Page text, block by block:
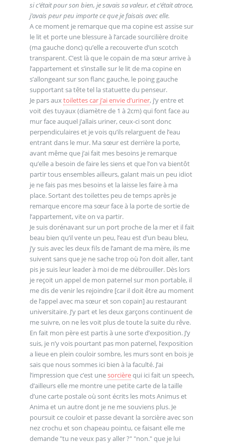
si c’était pour son bien, je savais sa valeur, et c’était atroce,
j’avais peur peu importe ce que je faisais avec elle.
A ce moment je remarque que ma copine est assise sur
le lit et porte une blessure à l’arcade sourcilière droite
(ma gauche donc) qu’elle a recouverte d’un scotch
transparent. C’est là que le copain de ma sœur arrive à
l’appartement et s’installe sur le lit de ma copine en
s’allongeant sur son flanc gauche, le poing gauche
supportant sa tête tel la statuette du penseur.
Je pars auxtoilettes car j’ai envie d’uriner, j’y entre et
voit des tuyaux (diamètre de 1 à 2cm) qui font face au
mur face auquel j’allais uriner, ceux-ci sont donc
perpendiculaires et je vois qu’ils relarguent de l’eau
entrant dans le mur. Ma sœur est derrière la porte,
avant même que j’ai fait mes besoins je remarque
qu’elle a besoin de faire les siens et que l’on va bientôt
partir tous ensembles ailleurs, galant mais un peu idiot
je ne fais pas mes besoins et la laisse les faire à ma
place. Sortant des toilettes peu de temps après je
remarque encore ma sœur face à la porte de sortie de
l’appartement, vite on va partir.
Je suis dorénavant sur un port proche de la mer et il fait
beau bien qu’il vente un peu, l’eau est d’un beau bleu,
j’y suis avec les deux fils de l’amant de ma mère, ils me
suivent sans que je ne sache trop où l’on doit aller, tant
pis je suis leur leader à moi de me débrouiller. Dès lors
je reçoit un appel de mon paternel sur mon portable, il
me dis de venir les rejoindre [car il doit être au moment
de l’appel avec ma sœur et son copain] au restaurant
universitaire. J’y part et les deux garçons continuent de
me suivre, on ne les voit plus de toute la suite du rêve.
En fait mon père est partis à une sorte d’exposition. J’y
suis, je n’y vois pourtant pas mon paternel, l’exposition
a lieue en plein couloir sombre, les murs sont en bois je
sais que nous sommes ici bien à la faculté. J’ai
l’impression que c’est unesorcièrequi ici fait un speech,
d’ailleurs elle me montre une petite carte de la taille
d’une carte postale où sont écrits les mots Animus et
Anima et un autre dont je ne me souviens plus. Je
poursuit ce couloir et passe devant la sorcière avec son
nez crochu et son chapeau pointu, ce faisant elle me
demande "tu ne veux pas y aller ?" "non." que je lui